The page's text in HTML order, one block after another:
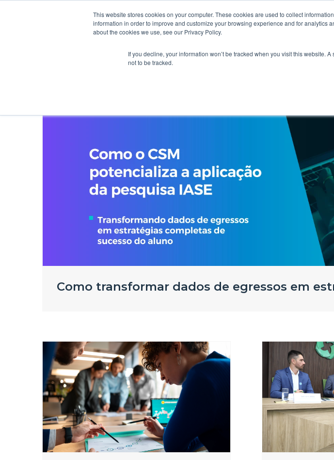
This website stores cookies on your computer. These cookies are used to collect
information in order to improve and customize your browsing experience and for analytics
about the cookies we use, see our Privacy Policy.
If you decline, your information won’t be tracked when you visit this website.
not to be tracked.
Home Sobre
Como transformar dados de egressos em